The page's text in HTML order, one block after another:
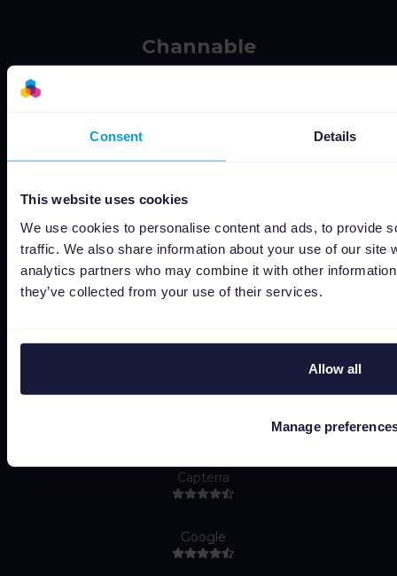
Consent Details
This website uses cookies
We use cookies to personalise content and ads, to provide
traffic. We also share information about your use of our site
analytics partners who may combine it with other
they’ve collected from your use of their services.
Allow all
Manage
Channable
Privacy policy
Bug bounty
Politique de cookies
Job Applicant Privacy Policy
Capterra
Google